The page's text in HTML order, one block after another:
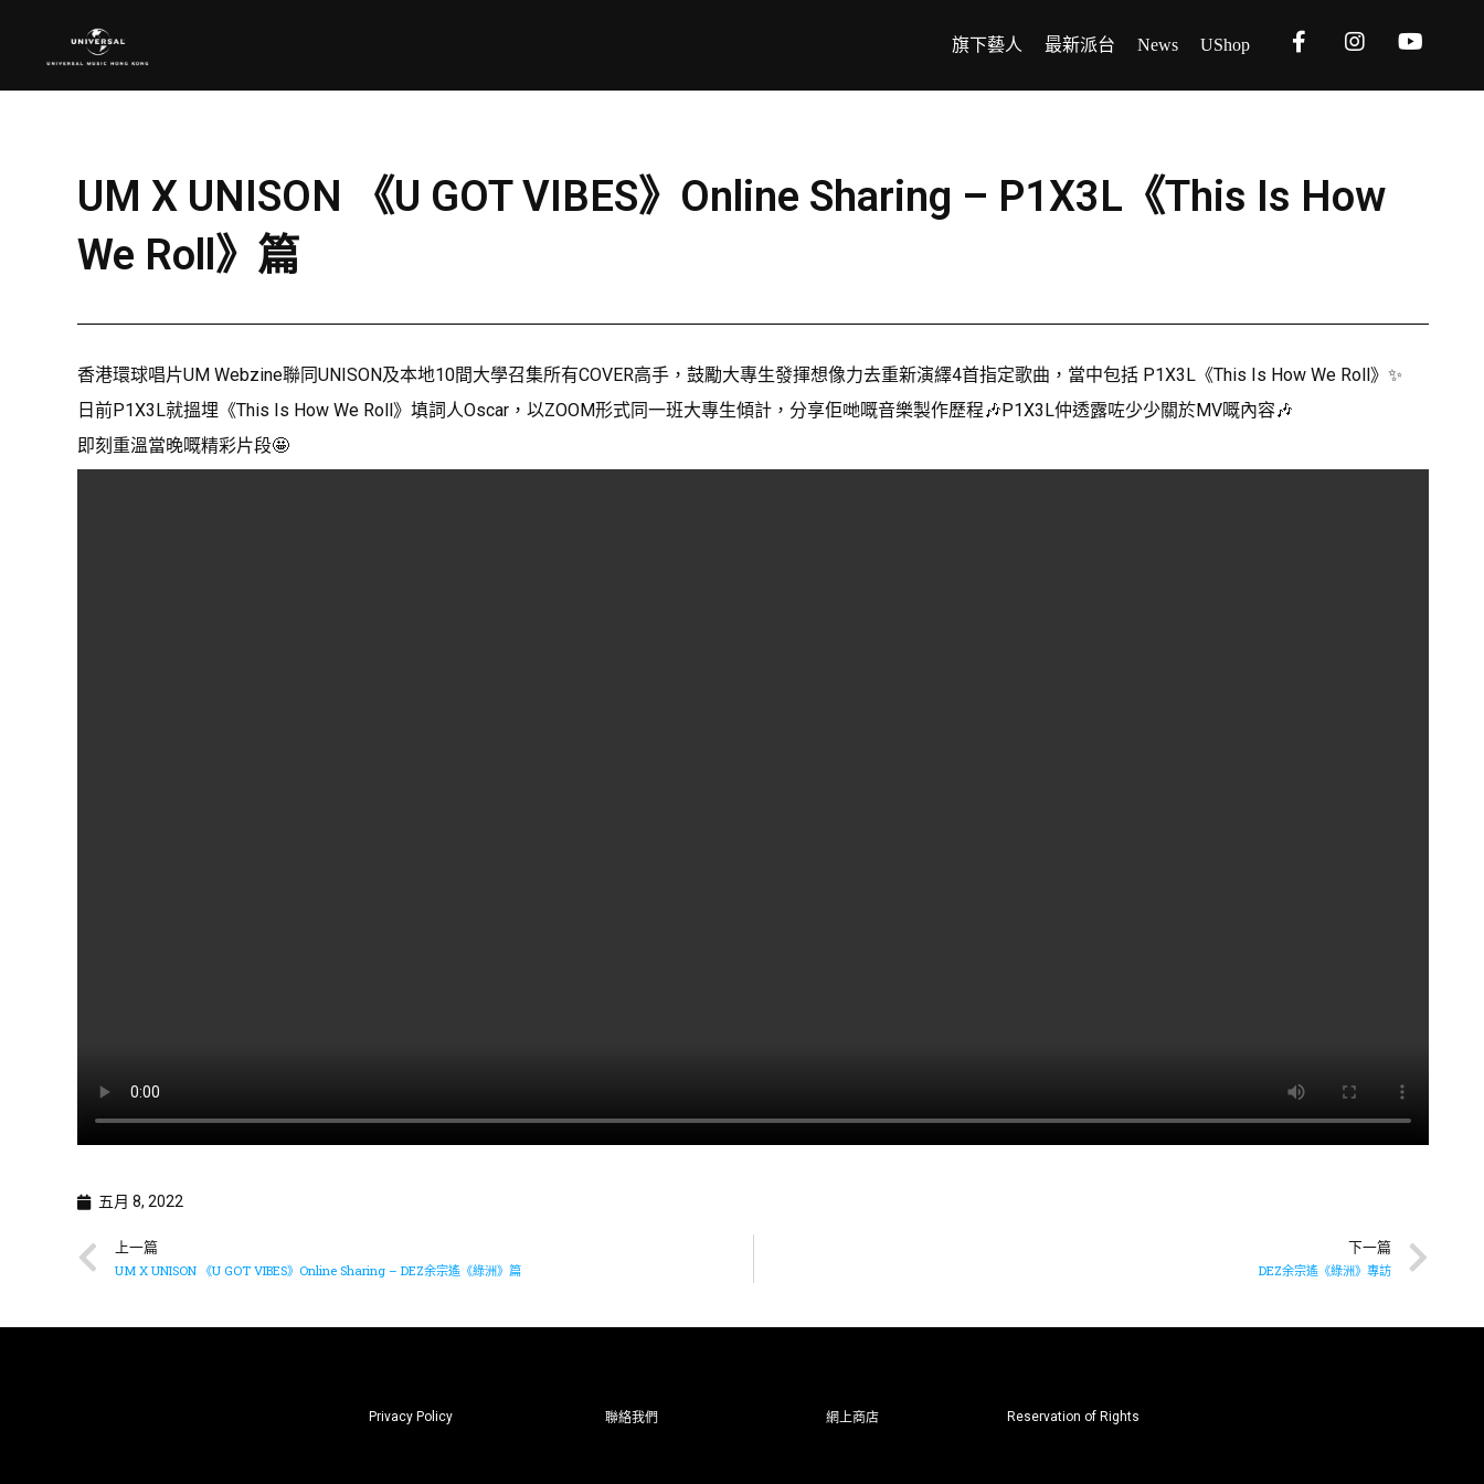
旗下藝人 最新派台 News UShop
UM X UNISON 《U GOT VIBES》Online Sharing – P1X3L《This Is How
We Roll》篇
香港環球唱片UM Webzine聯同UNISON及本地10間大學召集所有COVER高手，鼓勵大專生發揮想像力去重新演繹4首指定歌曲，當中包括 P1X3L《This Is How We Roll》✨
日前P1X3L就搵埋《This Is How We Roll》填詞人Oscar，以ZOOM形式同一班大專生傾計，分享佢哋嘅音樂製作歷程🎶P1X3L仲透露咗少少關於MV嘅內容🎶
即刻重溫當晚嘅精彩片段🤩
五月 8, 2022
上一篇
UM X UNISON 《U GOT VIBES》Online Sharing – DEZ余宗遙《綠洲》篇
下一篇
DEZ余宗遙《綠洲》專訪
Privacy Policy 聯絡我們 網上商店 Reservation of Rights